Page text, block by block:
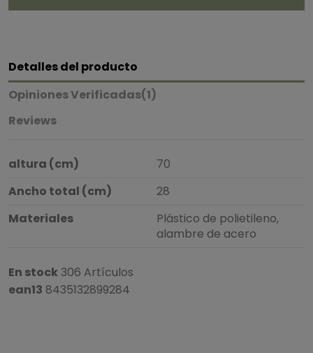
Detalles del producto
Opiniones Verificadas(1)
Reviews
altura (cm)
70
Ancho total (cm)
28
Materiales
Plástico de polietileno,
alambre de acero
En stock 306 Artículos
ean13 8435132899284